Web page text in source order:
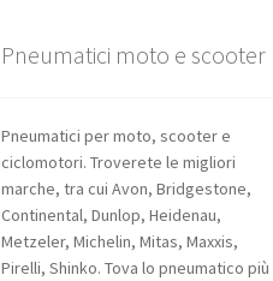
Pneumatici moto e scooter
Pneumatici per moto, scooter e
ciclomotori. Troverete le migliori
marche, tra cui Avon, Bridgestone,
Continental, Dunlop, Heidenau,
Metzeler, Michelin, Mitas, Maxxis,
Pirelli, Shinko. Tova lo pneumatico più